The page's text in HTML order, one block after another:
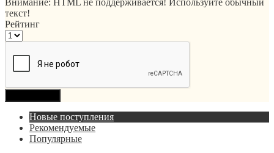
Внимание: HTML не поддерживается! Используйте обычный
текст!
Рейтинг
Новые поступления
Рекомендуемые
Популярные